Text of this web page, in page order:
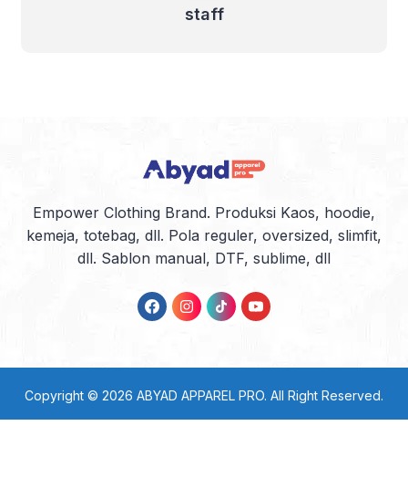
staff
Empower Clothing Brand. Produksi Kaos, hoodie,
kemeja, totebag, dll. Pola reguler, oversized, slimfit,
dll. Sablon manual, DTF, sublime, dll
Copyright © 2026 ABYAD APPAREL PRO. All Right Reserved.